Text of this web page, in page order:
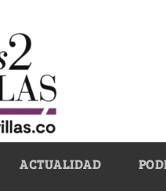
ACTUALIDAD